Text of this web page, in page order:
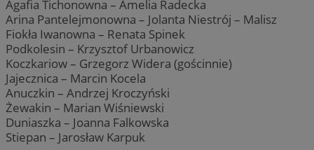
Agafia Tichonowna – Amelia Radecka
Arina Pantelejmonowna – Jolanta Niestrój – Malisz
Fiokła Iwanowna – Renata Spinek
Podkolesin – Krzysztof Urbanowicz
Koczkariow – Grzegorz Widera (gościnnie)
Jajecznica – Marcin Kocela
Anuczkin – Andrzej Kroczyński
Żewakin – Marian Wiśniewski
Duniaszka – Joanna Falkowska
Stiepan – Jarosław Karpuk